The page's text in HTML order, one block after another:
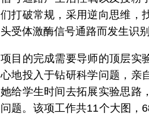
们打破常规，采用逆向思维，
头受体激酶信号通路而发生识别
项目的完成需要导师的顶层实
心地投入于钻研科学问题，亲
她给学生时间去拓展实验思路
问题。该项工作共11个大图，